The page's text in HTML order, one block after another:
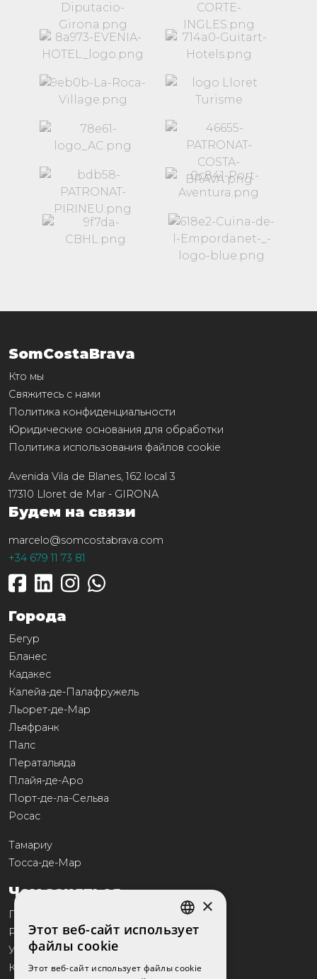
SomCostaBrava
Кто мы
Свяжитесь с нами
Политика конфиденциальности
Юридические основания для обработки
Политика использования файлов cookie
Avenida Vila de Blanes, 162 local 3
17310 Lloret de Mar - GIRONA
Будем на связи
marcelo@somcostabrava.com
+34 679 11 73 81
Города
Бегур
Бланес
Кадакес
Калейа-де-Палафружель
Льорет-де-Мар
Льяфранк
Палс
Ператальяда
Плайя-де-Аро
Порт-де-ла-Сельва
Росас
Тамариу
Тосса-де-Мар
Чем заняться
Гастрономия
Репортажи
Услуги
Коммерция
SPANISH
×
Этот веб-сайт использует
файлы cookie
Этот веб-сайт использует файлы cookie